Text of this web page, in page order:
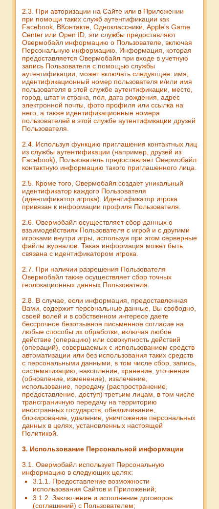
2.3. При авторизации на Сайте или в Приложении
при помощи таких служб аутентификации как
Facebook, ВКонтакте, Одноклассники, Apple's Game
Center или Open ID, эти службы предоставляют
Овермобайл информацию о Пользователе, включая
Персональную информацию. Информация, которая
предоставляется Овермобайл при входе в учетную
запись Пользователя с помощью службы
аутентификации, может включать следующее: имя,
идентификационный номер пользователя и/или имя
пользователя в этой службе аутентификации, место,
город, штат и страна, пол, дата рождения, адрес
электронной почты, фото профиля или ссылка на
него, а также идентификационные номера
пользователей в этой службе аутентификации друзей
Пользователя.
2.4. Используя функцию приглашения контактных лиц
из службы аутентификации (например, друзей из
Facebook), Пользователь предоставляет Овермобайл
контактную информацию такого приглашенного лица.
2.5. Кроме того, Овермобайл создает уникальный
идентификатор каждого Пользователя
(идентификатор игрока). Идентификатор игрока
привязан к информации профиля Пользователя.
2.6. Овермобайл осуществляет сбор данных о
взаимодействиях Пользователя с игрой и с другими
игроками внутри игры, используя при этом серверные
файлы журналов. Такая информация может быть
связана с идентификатором игрока.
2.7. При наличии разрешения Пользователя
Овермобайл также осуществляет сбор точных
геолокационных данных Пользователя.
2.8. В случае, если информация, предоставленная
Вами, содержит персональные данные, Вы свободно,
своей волей и в собственном интересе даете
бессрочное безотзывное письменное согласие на
любые способы их обработки, включая любое
действие (операцию) или совокупность действий
(операций), совершаемых с использованием средств
автоматизации или без использования таких средств
с персональными данными, в том числе сбор, запись,
систематизацию, накопление, хранение, уточнение
(обновление, изменение), извлечение,
использование, передачу (распространение,
предоставление, доступ) третьим лицам, в том числе
трансграничную передачу на территорию
иностранных государств, обезличивание,
блокирование, удаление, уничтожение персональных
данных в целях, установленных настоящей
Политикой.
3. Использование Персональной информации
3.1. Овермобайл использует Персональную
информацию в следующих целях:
3.1.1. Предоставление возможности
использования Сайтов и Приложений;
3.1.2. Заключение и исполнение договоров
(соглашений) с Пользователем;